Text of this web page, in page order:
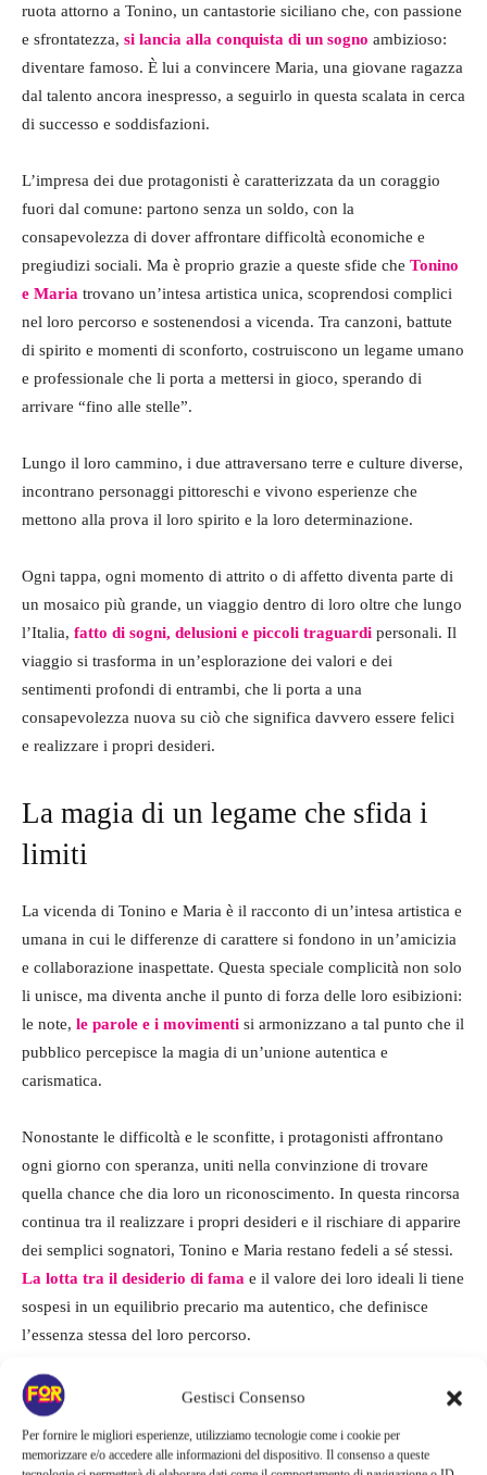
Gestisci Consenso
Per fornire le migliori esperienze, utilizziamo tecnologie come i cookie per
memorizzare e/o accedere alle informazioni del dispositivo. Il consenso a queste
ruota attorno a Tonino, un cantastorie siciliano che, con passione
e sfrontatezza, si lancia alla conquista di un sogno ambizioso:
diventare famoso. È lui a convincere Maria, una giovane ragazza
dal talento ancora inespresso, a seguirlo in questa scalata in cerca
di successo e soddisfazioni.
L’impresa dei due protagonisti è caratterizzata da un coraggio
fuori dal comune: partono senza un soldo, con la
consapevolezza di dover affrontare difficoltà economiche e
pregiudizi sociali. Ma è proprio grazie a queste sfide che Tonino
e Maria trovano un’intesa artistica unica, scoprendosi complici
nel loro percorso e sostenendosi a vicenda. Tra canzoni, battute
di spirito e momenti di sconforto, costruiscono un legame umano
e professionale che li porta a mettersi in gioco, sperando di
arrivare “fino alle stelle”.
Lungo il loro cammino, i due attraversano terre e culture diverse,
incontrano personaggi pittoreschi e vivono esperienze che
mettono alla prova il loro spirito e la loro determinazione.
Ogni tappa, ogni momento di attrito o di affetto diventa parte di
un mosaico più grande, un viaggio dentro di loro oltre che lungo
l’Italia, fatto di sogni, delusioni e piccoli traguardi personali. Il
viaggio si trasforma in un’esplorazione dei valori e dei
sentimenti profondi di entrambi, che li porta a una
consapevolezza nuova su ciò che significa davvero essere felici
e realizzare i propri desideri.
La magia di un legame che sfida i
limiti
La vicenda di Tonino e Maria è il racconto di un’intesa artistica e
umana in cui le differenze di carattere si fondono in un’amicizia
e collaborazione inaspettate. Questa speciale complicità non solo
li unisce, ma diventa anche il punto di forza delle loro esibizioni:
le note, le parole e i movimenti si armonizzano a tal punto che il
pubblico percepisce la magia di un’unione autentica e
carismatica.
Nonostante le difficoltà e le sconfitte, i protagonisti affrontano
ogni giorno con speranza, uniti nella convinzione di trovare
quella chance che dia loro un riconoscimento. In questa rincorsa
continua tra il realizzare i propri desideri e il rischiare di apparire
dei semplici sognatori, Tonino e Maria restano fedeli a sé stessi.
La lotta tra il desiderio di fama e il valore dei loro ideali li tiene
sospesi in un equilibrio precario ma autentico, che definisce
l’essenza stessa del loro percorso.